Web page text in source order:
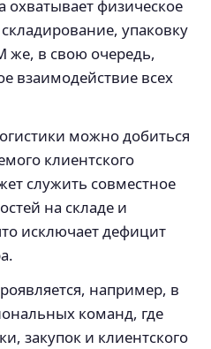
охватывает физическое
упаковку
же, в свою очередь,
взаимодействие всех
можно добиться
клиентского
служить совместное
на складе и
исключает дефицит
например, в
команд, где
закупок и клиентского